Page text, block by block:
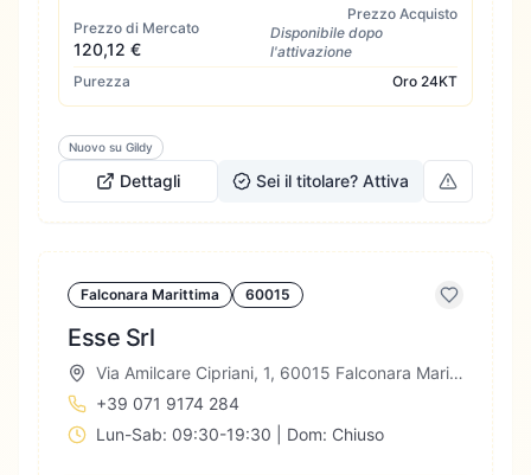
Prezzo di Mercato
120,12 €
Prezzo Acquisto
Disponibile dopo
l'attivazione
Purezza
Oro 24KT
Nuovo su Gildy
Dettagli Sei il titolare? Attiva
Falconara Marittima 60015
Esse Srl
Via Amilcare Cipriani, 1, 60015 Falconara Marittima AN, Italia
+39 071 9174 284
Lun-Sab: 09:30-19:30 | Dom: Chiuso